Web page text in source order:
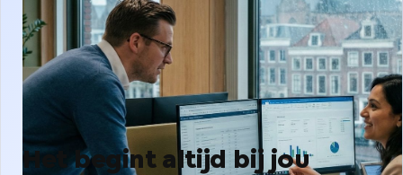
Het begint altijd bij jou